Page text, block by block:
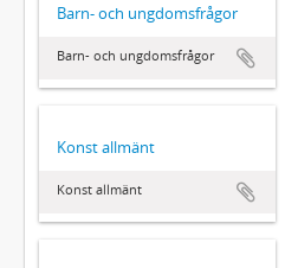
Barn- och ungdomsfrågor
Barn- och ungdomsfrågor
Konst allmänt
Konst allmänt